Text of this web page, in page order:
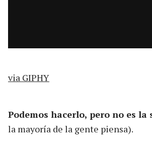
via GIPHY
Podemos hacerlo, pero no es la
la mayoría de la gente piensa).